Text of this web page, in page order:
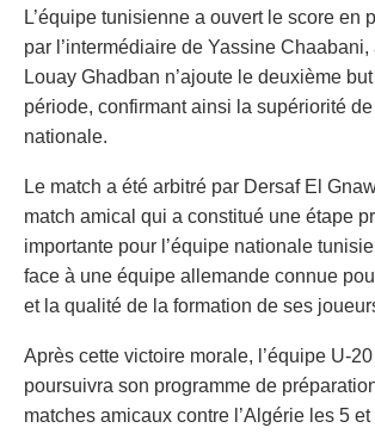
L’équipe tunisienne a ouvert le score en
par l’intermédiaire de Yassine Chaabani,
Louay Ghadban n’ajoute le deuxième
période, confirmant ainsi la supériorité de
nationale.
Le match a été arbitré par Dersaf El
match amical qui a constitué une étape
importante pour l’équipe nationale
face à une équipe allemande connue
et la qualité de la formation de ses
Après cette victoire morale, l’équipe U-
poursuivra son programme de
matches amicaux contre l’Algérie les 5